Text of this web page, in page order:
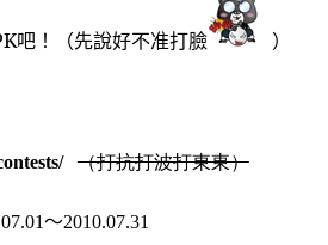
吧！（先說好不准打臉 ）
（打抗打波打東東）
～2010.07.31